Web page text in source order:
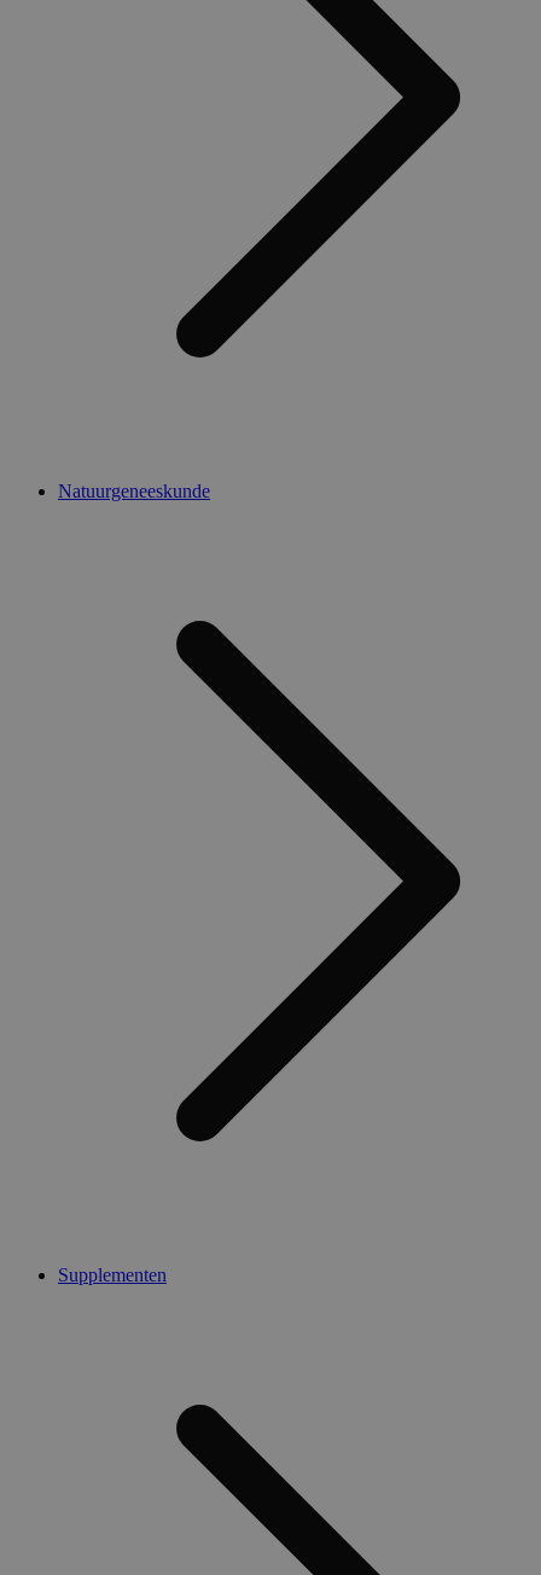
Natuurgeneeskunde
Supplementen